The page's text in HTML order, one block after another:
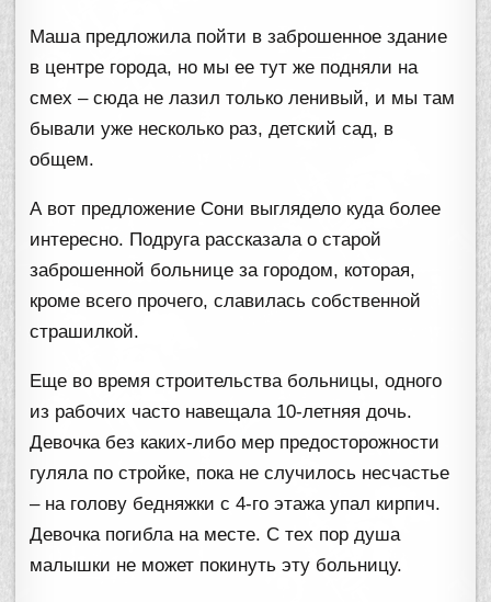
Маша предложила пойти в заброшенное здание
в центре города, но мы ее тут же подняли на
смех – сюда не лазил только ленивый, и мы там
бывали уже несколько раз, детский сад, в
общем.
А вот предложение Сони выглядело куда более
интересно. Подруга рассказала о старой
заброшенной больнице за городом, которая,
кроме всего прочего, славилась собственной
страшилкой.
Еще во время строительства больницы, одного
из рабочих часто навещала 10-летняя дочь.
Девочка без каких-либо мер предосторожности
гуляла по стройке, пока не случилось несчастье
– на голову бедняжки с 4-го этажа упал кирпич.
Девочка погибла на месте. С тех пор душа
малышки не может покинуть эту больницу.